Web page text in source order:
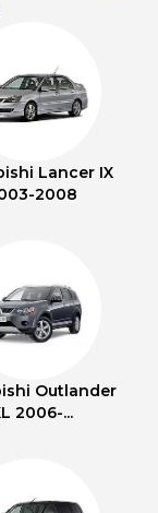
Lancer IX
2008
Outlander
2006-...